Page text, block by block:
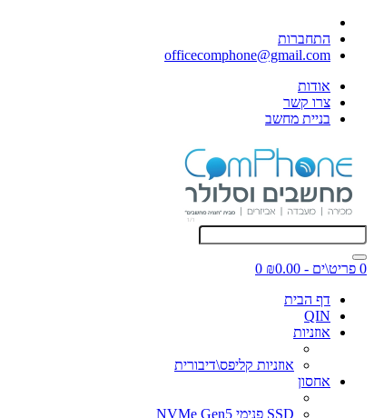
התחברות
officecomphone@gmail.com
אודות
צרו קשר
בניית מחשב
0 פריט\ים - ₪0.00
0
דף הבית
QIN
אוזניות
אוזניות קליפס\דיבורית
אחסון
SSD פנימי NVMe Gen5